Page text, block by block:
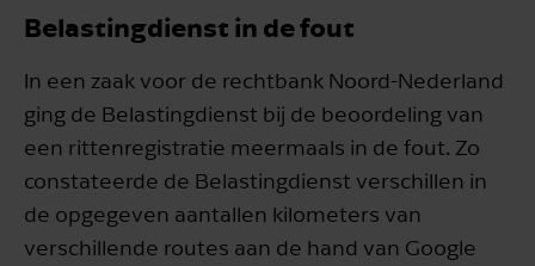
Belastingdienst in de fout
In een zaak voor de rechtbank Noord-Nederland
ging de Belastingdienst bij de beoordeling van
een rittenregistratie meermaals in de fout. Zo
constateerde de Belastingdienst verschillen in
de opgegeven aantallen kilometers van
verschillende routes aan de hand van Google